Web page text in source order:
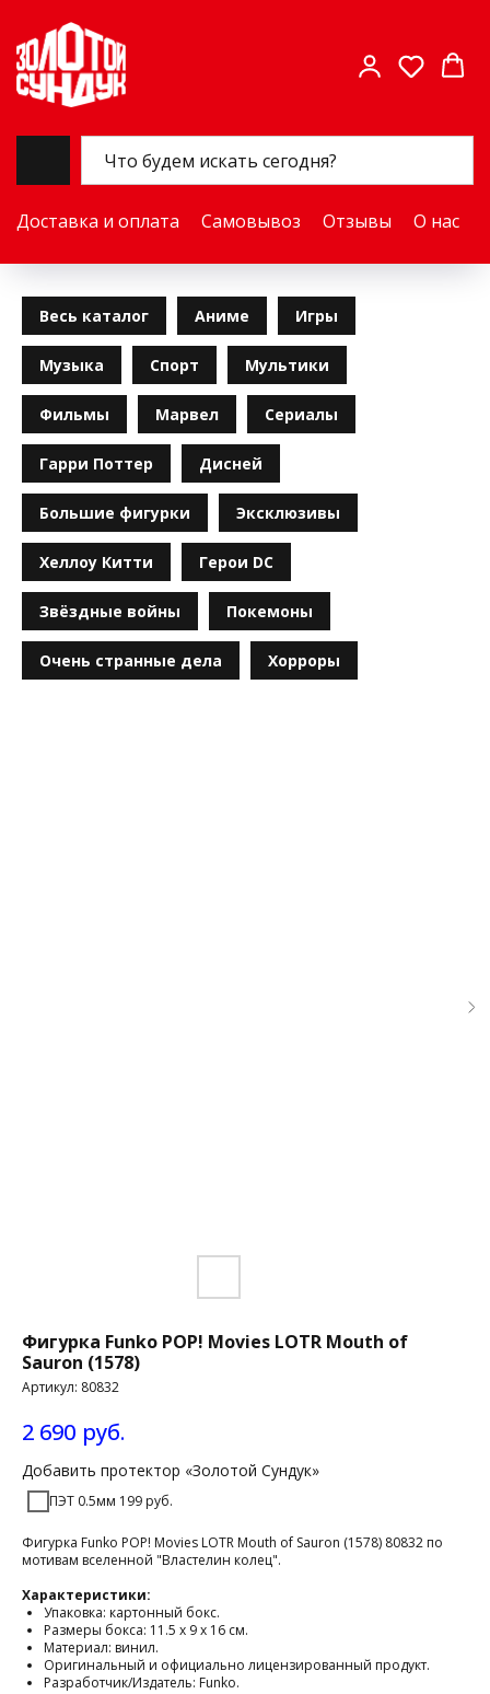
Доставка и оплата Самовывоз Отзывы О нас
Весь каталог Аниме Игры
Музыка Спорт Мультики
Фильмы Марвел Сериалы
Гарри Поттер Дисней
Большие фигурки Эксклюзивы
Хеллоу Китти Герои DC
Звёздные войны Покемоны
Очень странные дела Хорроры
Фигурка Funko POP! Movies LOTR Mouth of
Sauron (1578)
Артикул: 80832
2 690 руб.
Добавить протектор «Золотой Сундук»
ПЭТ 0.5мм 199 руб.
Фигурка Funko POP! Movies LOTR Mouth of Sauron (1578) 80832 по
мотивам вселенной "Властелин колец".
Характеристики:
Упаковка: картонный бокс.
Размеры бокса: 11.5 х 9 х 16 см.
Материал: винил.
Оригинальный и официально лицензированный продукт.
Разработчик/Издатель: Funko.